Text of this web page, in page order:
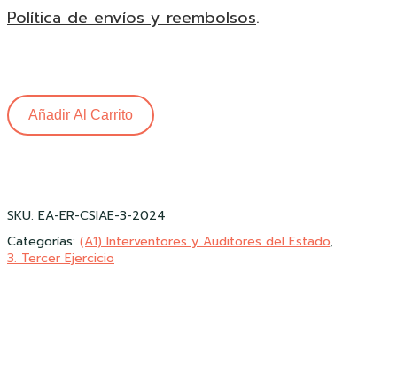
Política de envíos y reembolsos.
Añadir Al Carrito
SKU: EA-ER-CSIAE-3-2024
Categorías: (A1) Interventores y Auditores del Estado,
3. Tercer Ejercicio